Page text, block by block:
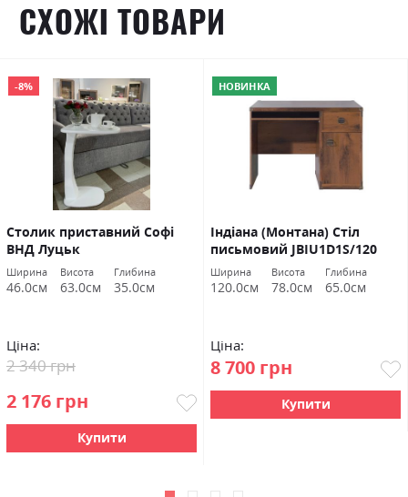
СХОЖІ ТОВАРИ
-8%
Столик приставний Софі
ВНД Луцьк
Ширина
46.0см
Висота
63.0см
Глибина
35.0см
Ціна:
2 176 грн
2 340 грн
Купити
НОВИНКА
Індіана (Монтана) Стіл
письмовий JBIU1D1S/120
дуб шутер БРВ Україна
Ширина
120.0см
Висота
78.0см
Глибина
65.0см
Ціна:
8 700 грн
Купити